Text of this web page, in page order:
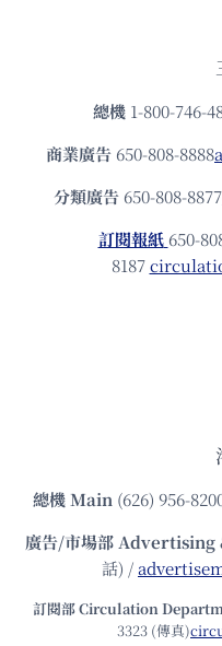
總機 1-800-746-
商業廣告 650-808-8888
分類廣告 650-808-8877
訂閱報紙 650-
8187
總機Main (626) 956-
廣告/市場部Advertising
話) /
訂閱部 Circulation
3323 (傳真)